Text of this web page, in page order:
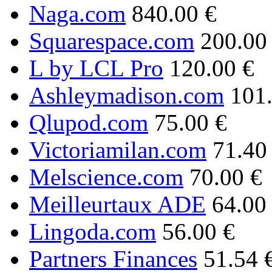
Naga.com 840.00 €
Squarespace.com
L by LCL Pro 120.00 €
Ashleymadison.com
Qlupod.com 75.00 €
Victoriamilan.com
Melscience.com 70.00 €
Meilleurtaux ADE 64.00
Lingoda.com 56.00 €
Partners Finances 51.54